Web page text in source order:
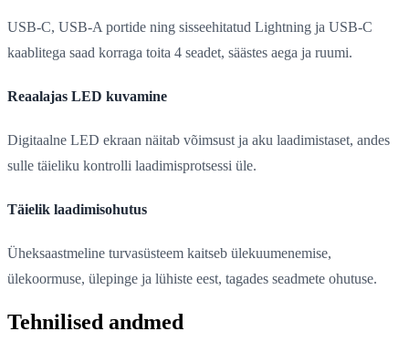
USB-C, USB-A portide ning sisseehitatud Lightning ja USB-C
kaablitega saad korraga toita 4 seadet, säästes aega ja ruumi.
Reaalajas LED kuvamine
Digitaalne LED ekraan näitab võimsust ja aku laadimistaset, andes
sulle täieliku kontrolli laadimisprotsessi üle.
Täielik laadimisohutus
Üheksaastmeline turvasüsteem kaitseb ülekuumenemise,
ülekoormuse, ülepinge ja lühiste eest, tagades seadmete ohutuse.
Tehnilised andmed